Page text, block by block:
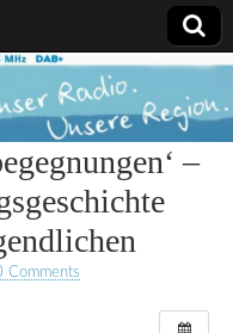
–
Comments